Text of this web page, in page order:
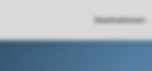
Destinationen